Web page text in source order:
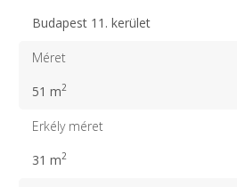
Budapest 11. kerület
Méret
51 m2
Erkély méret
31 m2